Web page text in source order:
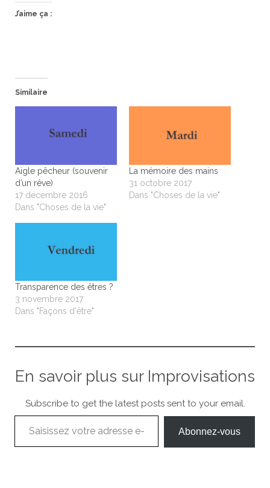
J’aime ça :
Similaire
Aigle pêcheur (souvenir
d’un rêve)
17 décembre 2016
Dans "Choses de la vie"
La mémoire des mains
31 octobre 2017
Dans "Choses de la vie"
Transparence des êtres ?
3 novembre 2017
Dans "Façons d'être"
En savoir plus sur Improvisations
Subscribe to get the latest posts sent to your email.
Saisissez votre adresse e-mail…
Abonnez-vous